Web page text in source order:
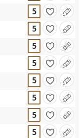
5
5
5
5
5
5
5
5